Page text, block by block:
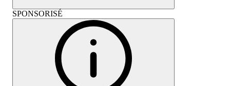
SPONSORISÉ